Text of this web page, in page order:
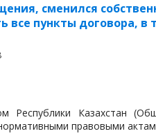
сменился
пункты договора, в
Республики Казахстан
правовыми